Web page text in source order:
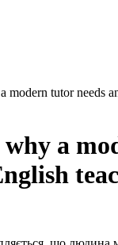
modern tutor needs
why a